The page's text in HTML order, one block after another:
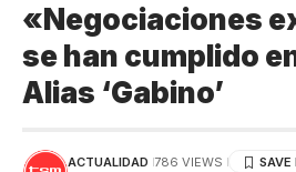
«Negociaciones
se han cumplido
Alias ‘Gabino’
ACTUALIDAD 786 VIEWS